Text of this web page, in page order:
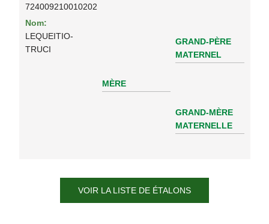
724009210010202
Nom:
LEQUEITIO-
TRUCI
MÈRE
GRAND-PÈRE
MATERNEL
GRAND-MÈRE
MATERNELLE
VOIR LA LISTE DE ÉTALONS